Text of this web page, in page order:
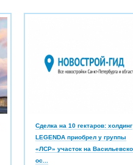
Сделка на 10 гектаров: холдинг
LEGENDA приобрел у группы
«ЛСР» участок на
ос...